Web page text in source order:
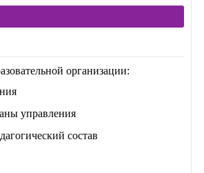
организации:
управления
состав